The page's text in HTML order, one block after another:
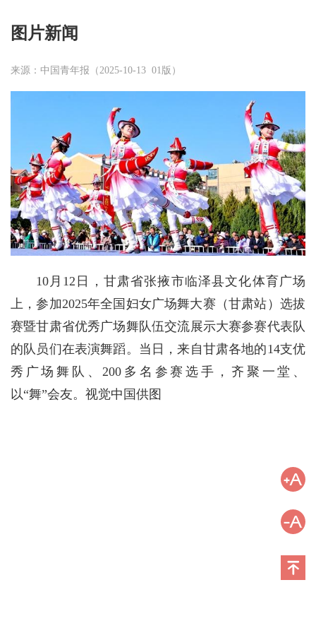
图片新闻
来源：中国青年报（2025-10-13 01版）
10月12日，甘肃省张掖市临泽县文化体育广场
上，参加2025年全国妇女广场舞大赛（甘肃站）选拔
赛暨甘肃省优秀广场舞队伍交流展示大赛参赛代表队
的队员们在表演舞蹈。当日，来自甘肃各地的14支优
秀广场舞队、200多名参赛选手，齐聚一堂、
以“舞”会友。视觉中国供图